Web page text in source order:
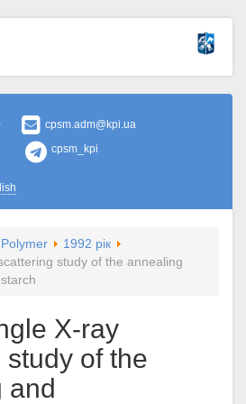
cpsm.adm@kpi.ua
cpsm_kpi
1992 рік
study of the annealing
X-ray
of the
and